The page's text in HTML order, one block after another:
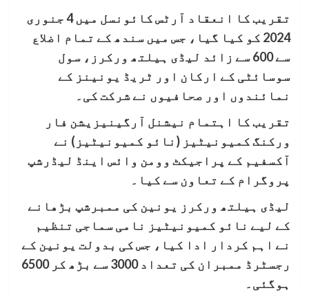
تقریب کا انعقاد آرٹس کائونسل میں 4 جنوری
2024 کو کیا گیا، جس میں سندھ کے تمام اضلاع
سے 600 سے زائد لیڈی ہیلتھ ورکرز، سول
سوسائٹی کے ارکان اور ٹریڈ یونینز کے
نمائندوں اور صحافیوں نے شرکت کی۔
تقریب کا اہتمام نیشنل آرگینیزیشن فار
ورکنگ کمیونیٹیز (نائو کمیونیٹیز) نے
آکسفیم کے پراجیکٹ وومن وائس اینڈ لیڈرشپ
پروگرام کے تعاون سے کیا۔
لیڈی ہیلتھ ورکرز یونین کی ممبرشپ بڑھانے
کے لیے نائو کمیونیٹیز نامی سماجی تنظیم
نے اہم کردار ادا کیا، جس کی بدولت یونین کے
رجسٹرڈ ممبران کی تعداد 3000 سے بڑھ کر 6500
ہوگئی۔